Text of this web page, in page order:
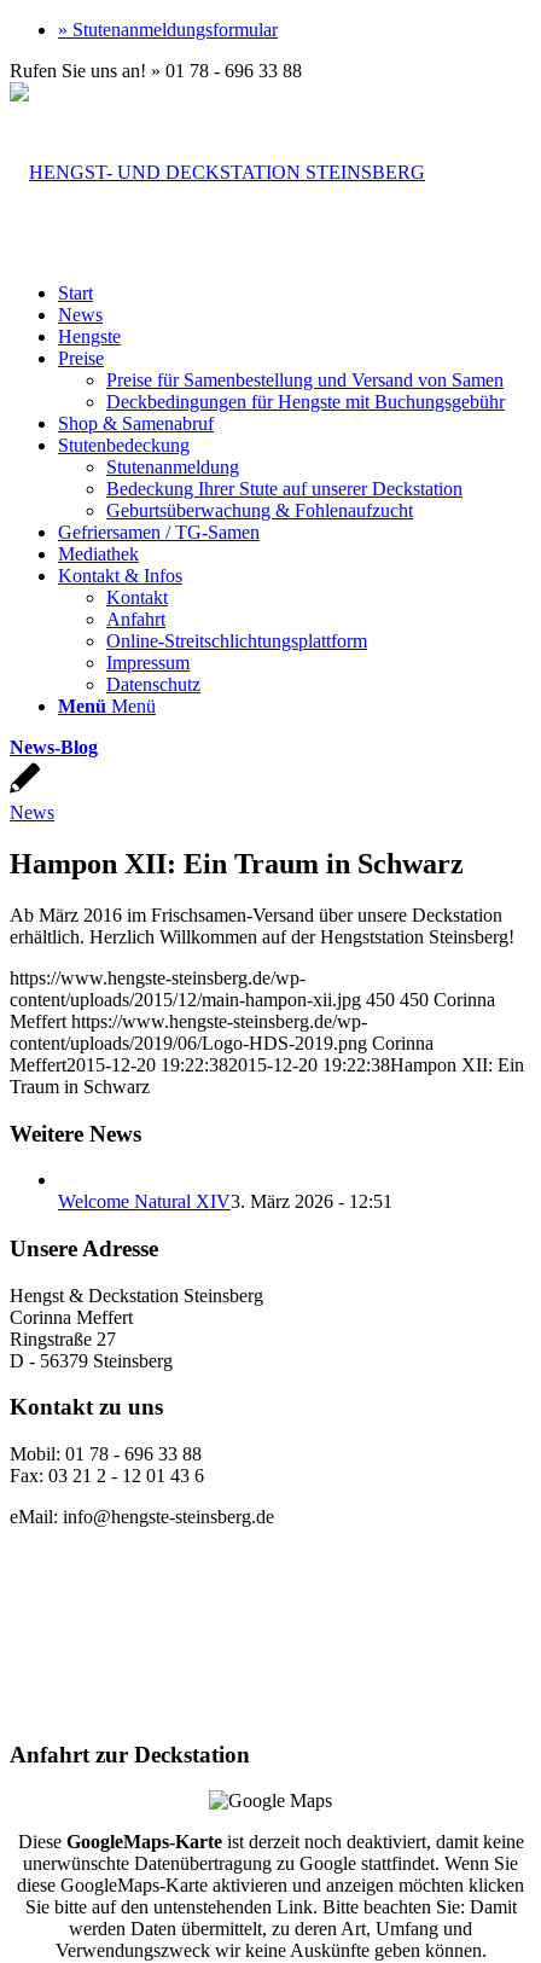
» Stutenanmeldungsformular
Rufen Sie uns an! » 01 78 - 696 33 88
Start
News
Hengste
Preise
Preise für Samenbestellung und Versand von Samen
Deckbedingungen für Hengste mit Buchungsgebühr
Shop & Samenabruf
Stutenbedeckung
Stutenanmeldung
Bedeckung Ihrer Stute auf unserer Deckstation
Geburtsüberwachung & Fohlenaufzucht
Gefriersamen / TG-Samen
Mediathek
Kontakt & Infos
Kontakt
Anfahrt
Online-Streitschlichtungsplattform
Impressum
Datenschutz
Menü Menü
News-Blog
News
Hampon XII: Ein Traum in Schwarz
Ab März 2016 im Frischsamen-Versand über unsere Deckstation
erhältlich. Herzlich Willkommen auf der Hengststation Steinsberg!
https://www.hengste-steinsberg.de/wp-
content/uploads/2015/12/main-hampon-xii.jpg 450 450 Corinna
Meffert https://www.hengste-steinsberg.de/wp-
content/uploads/2019/06/Logo-HDS-2019.png Corinna
Meffert2015-12-20 19:22:382015-12-20 19:22:38Hampon XII: Ein
Traum in Schwarz
Weitere News
Welcome Natural XIV3. März 2026 - 12:51
Unsere Adresse
Hengst & Deckstation Steinsberg
Corinna Meffert
Ringstraße 27
D - 56379 Steinsberg
Kontakt zu uns
Mobil: 01 78 - 696 33 88
Fax: 03 21 2 - 12 01 43 6
eMail: info@hengste-steinsberg.de
Anfahrt zur Deckstation
Diese GoogleMaps-Karteist derzeit noch deaktiviert, damit keine
unerwünschte Datenübertragung zu Google stattfindet. Wenn Sie
diese GoogleMaps-Karte aktivieren und anzeigen möchten klicken
Sie bitte auf den untenstehenden Link. Bitte beachten Sie: Damit
werden Daten übermittelt, zu deren Art, Umfang und
Verwendungszweck wir keine Auskünfte geben können.